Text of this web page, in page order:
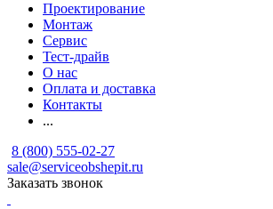
Проектирование
Монтаж
Сервис
Тест-драйв
О нас
Оплата и доставка
Контакты
...
8 (800) 555-02-27
sale@serviceobshepit.ru
Заказать звонок